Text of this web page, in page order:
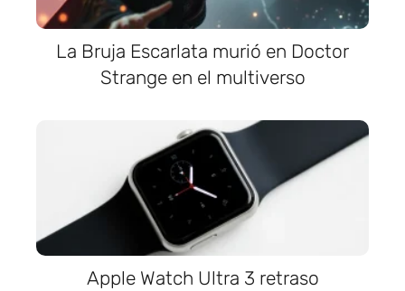
La Bruja Escarlata murió en Doctor
Strange en el multiverso
Apple Watch Ultra 3 retraso